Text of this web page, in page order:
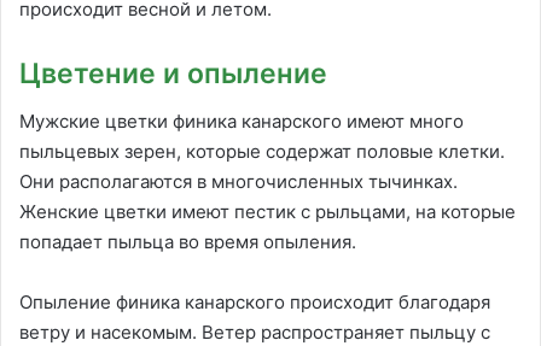
происходит весной и летом.
Цветение и опыление
Мужские цветки финика канарского имеют много
пыльцевых зерен, которые содержат половые клетки.
Они располагаются в многочисленных тычинках.
Женские цветки имеют пестик с рыльцами, на которые
попадает пыльца во время опыления.
Опыление финика канарского происходит благодаря
ветру и насекомым. Ветер распространяет пыльцу с